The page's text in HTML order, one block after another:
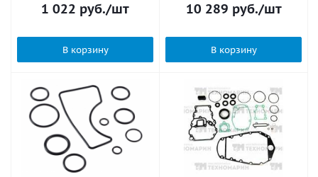
1 022 руб./шт
В корзину
10 289 руб./шт
В корзину